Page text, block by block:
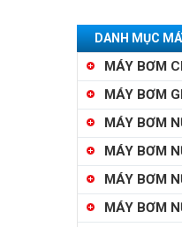
DANH MỤC
MÁY BƠM
MÁY BƠM
MÁY BƠM
MÁY BƠM
MÁY BƠM
MÁY BƠM